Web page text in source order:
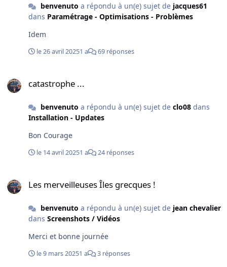
benvenuto a répondu à un(e) sujet de jacques61
dans Paramétrage - Optimisations - Problèmes
Idem
le 26 avril 20251 a 69 réponses
catastrophe ...
benvenuto a répondu à un(e) sujet de clo08dans
Installation - Updates
Bon Courage
le 14 avril 20251 a 24 réponses
Les merveilleuses Îles grecques !
benvenuto a répondu à un(e) sujet de jean chevalier
dans Screenshots / Vidéos
Merci et bonne journée
le 9 mars 20251 a 3 réponses